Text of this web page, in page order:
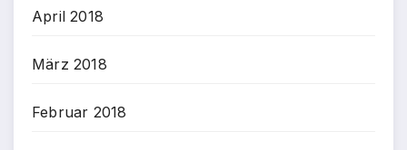
April 2018
März 2018
Februar 2018